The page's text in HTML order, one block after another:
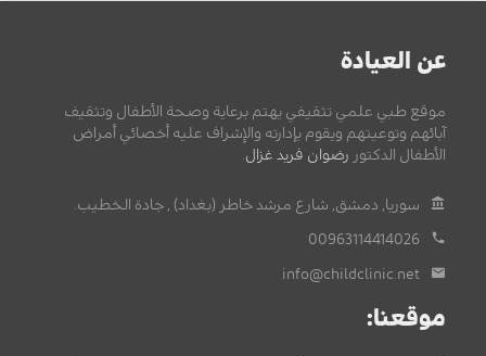
عن العيادة
موقع طبي علمي تثقيفي يهتم برعاية وصحة الأطفال وتثقيف
آبائهم وتوعيتهم ويقوم بإدارته والإشراف عليه أخصائي أمراض
الأطفال الدكتور رضوان فريد غزال
سوريا, دمشق, شارع مرشد خاطر (بغداد) , جادة الخطيب.
00963114414026
info@childclinic.net
موقعنا: